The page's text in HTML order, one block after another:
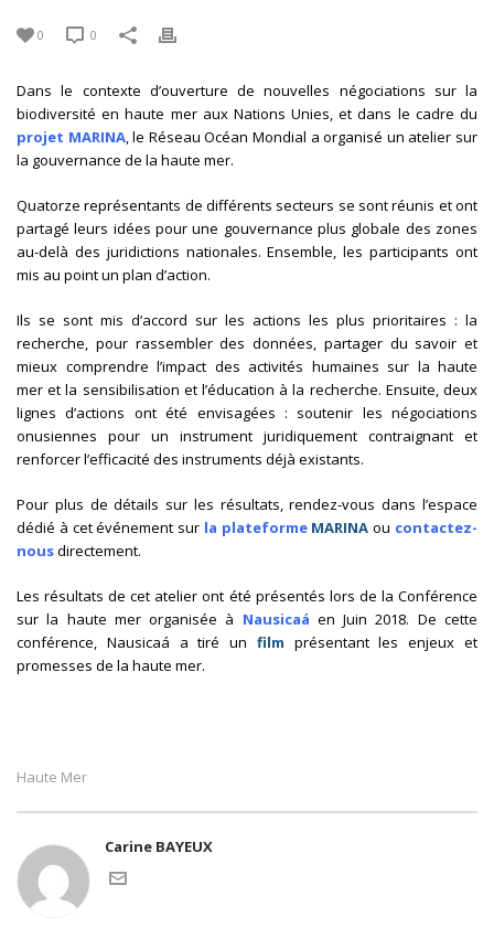
0 0
Dans le contexte d’ouverture de nouvelles négociations sur la
biodiversité en haute mer aux Nations Unies, et dans le cadre du
projet MARINA, le Réseau Océan Mondial a organisé un atelier sur
la gouvernance de la haute mer.
Quatorze représentants de différents secteurs se sont réunis et ont
partagé leurs idées pour une gouvernance plus globale des zones
au-delà des juridictions nationales. Ensemble, les participants ont
mis au point un plan d’action.
Ils se sont mis d’accord sur les actions les plus prioritaires : la
recherche, pour rassembler des données, partager du savoir et
mieux comprendre l’impact des activités humaines sur la haute
mer et la sensibilisation et l’éducation à la recherche. Ensuite, deux
lignes d’actions ont été envisagées : soutenir les négociations
onusiennes pour un instrument juridiquement contraignant et
renforcer l’efficacité des instruments déjà existants.
Pour plus de détails sur les résultats, rendez-vous dans l’espace
dédié à cet événement sur la plateformeMARINAou contactez-
nousdirectement.
Les résultats de cet atelier ont été présentés lors de la Conférence
sur la haute mer organisée à Nausicaá en Juin 2018. De cette
conférence, Nausicaá a tiré un film présentant les enjeux et
promesses de la haute mer.
Haute Mer
Carine BAYEUX